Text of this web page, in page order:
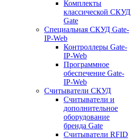
Комплекты
классической СКУД
Gate
Специальная СКУД Gate-
IP-Web
Контроллеры Gate-
IP-Web
Программное
обеспечение Gate-
IP-Web
Считыватели СКУД
Считыватели и
дополнительное
оборудование
бренда Gate
Считыватели RFID